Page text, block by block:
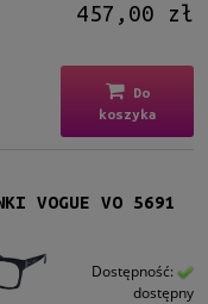
457,00 zł
Do
koszyka
VOGUE VO 5691
Dostępność:
dostępny